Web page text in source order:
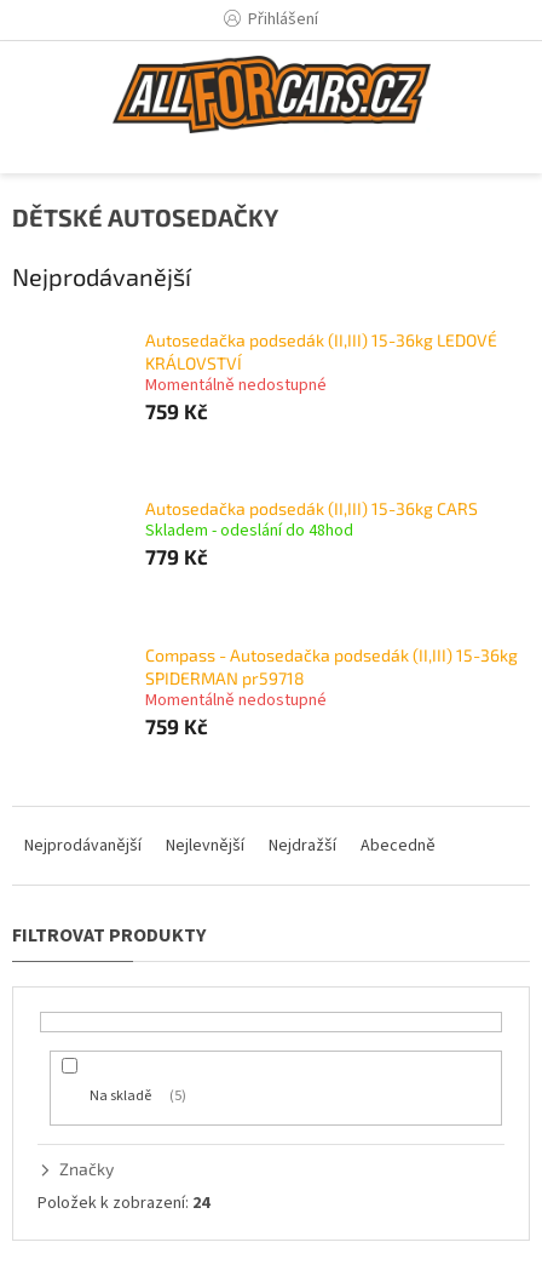
Přihlášení
DĚTSKÉ AUTOSEDAČKY
Nejprodávanější
Autosedačka podsedák (II,III) 15-36kg LEDOVÉ
KRÁLOVSTVÍ
Momentálně nedostupné
759 Kč
Autosedačka podsedák (II,III) 15-36kg CARS
Skladem - odeslání do 48hod
779 Kč
Compass - Autosedačka podsedák (II,III) 15-36kg
SPIDERMAN pr59718
Momentálně nedostupné
759 Kč
n
Nejprodávanější Nejlevnější Nejdražší Abecedně
Na skladě 5
Značky
Položek k zobrazení: 24